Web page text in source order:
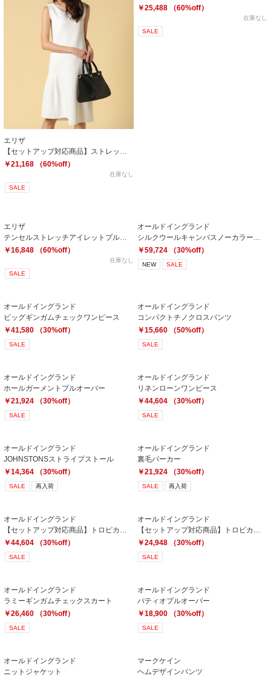
エリザ
￥21,168 （60%off）
在庫なし
SALE
￥25,488 （60%off）
在庫なし
SALE
エリザ
￥16,848 （60%off）
在庫なし
SALE
オールドイングランド
￥59,724 （30%off）
NEW SALE
オールドイングランド
ビッグギンガムチェックワンピース
￥41,580 （30%off）
SALE
オールドイングランド
コンパクトチノクロスパンツ
￥15,660 （50%off）
SALE
オールドイングランド
ホールガーメントプルオーバー
￥21,924 （30%off）
SALE
オールドイングランド
リネンローンワンピース
￥44,604 （30%off）
SALE
オールドイングランド
JOHNSTONSストライプストール
￥14,364 （30%off）
SALE 再入荷
オールドイングランド
裏毛パーカー
￥21,924 （30%off）
SALE 再入荷
オールドイングランド
￥44,604 （30%off）
SALE
オールドイングランド
￥24,948 （30%off）
SALE
オールドイングランド
ラミーギンガムチェックスカート
￥26,460 （30%off）
SALE
オールドイングランド
パティオプルオーバー
￥18,900 （30%off）
SALE
オールドイングランド
ニットジャケット
マークケイン
ヘムデザインパンツ